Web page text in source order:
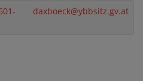
daxboeck@ybbsitz.gv.at